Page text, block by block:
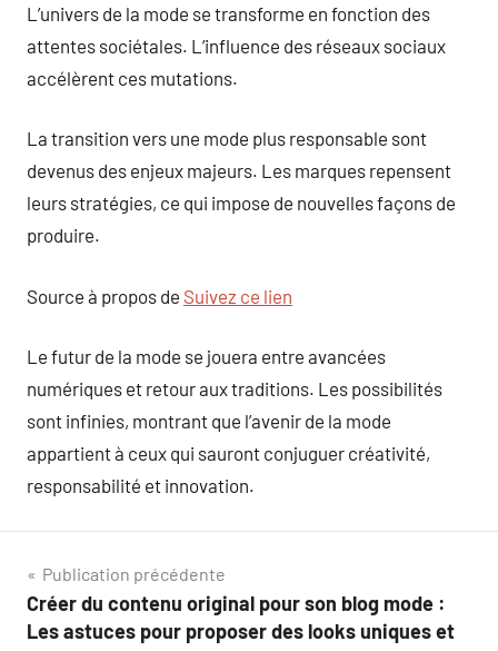
L’univers de la mode se transforme en fonction des
attentes sociétales. L’influence des réseaux sociaux
accélèrent ces mutations.
La transition vers une mode plus responsable sont
devenus des enjeux majeurs. Les marques repensent
leurs stratégies, ce qui impose de nouvelles façons de
produire.
Source à propos de Suivez ce lien
Le futur de la mode se jouera entre avancées
numériques et retour aux traditions. Les possibilités
sont infinies, montrant que l’avenir de la mode
appartient à ceux qui sauront conjuguer créativité,
responsabilité et innovation.
Navigation
de
Publication précédente
Créer du contenu original pour son blog mode :
Les astuces pour proposer des looks uniques et